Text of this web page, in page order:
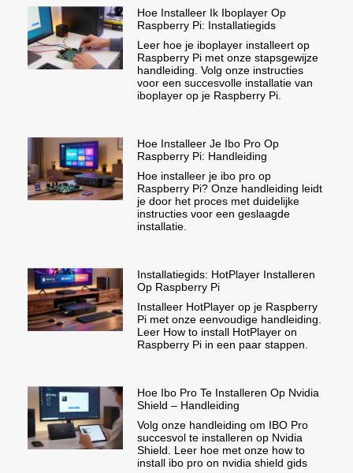
Hoe Installeer Ik Iboplayer Op
Raspberry Pi: Installatiegids
Leer hoe je iboplayer installeert op
Raspberry Pi met onze stapsgewijze
handleiding. Volg onze instructies
voor een succesvolle installatie van
iboplayer op je Raspberry Pi.
Hoe Installeer Je Ibo Pro Op
Raspberry Pi: Handleiding
Hoe installeer je ibo pro op
Raspberry Pi? Onze handleiding leidt
je door het proces met duidelijke
instructies voor een geslaagde
installatie.
Installatiegids: HotPlayer Installeren
Op Raspberry Pi
Installeer HotPlayer op je Raspberry
Pi met onze eenvoudige handleiding.
Leer How to install HotPlayer on
Raspberry Pi in een paar stappen.
Hoe Ibo Pro Te Installeren Op Nvidia
Shield – Handleiding
Volg onze handleiding om IBO Pro
succesvol te installeren op Nvidia
Shield. Leer hoe met onze how to
install ibo pro on nvidia shield gids